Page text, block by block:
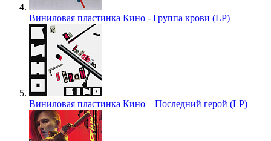
Виниловая пластинка Кино - Группа крови (LP)
Виниловая пластинка Кино – Последний герой (LP)